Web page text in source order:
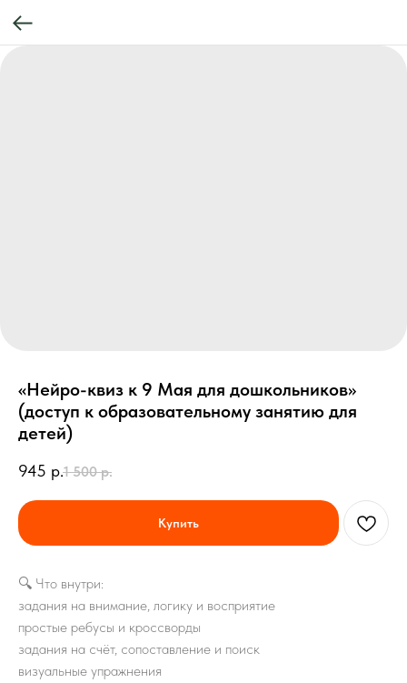
«Нейро-квиз к 9 Мая для дошкольников»
(доступ к образовательному занятию для
детей)
945 р.1 500 р.
Купить
🔍 Что внутри:
задания на внимание, логику и восприятие
простые ребусы и кроссворды
задания на счёт, сопоставление и поиск
визуальные упражнения